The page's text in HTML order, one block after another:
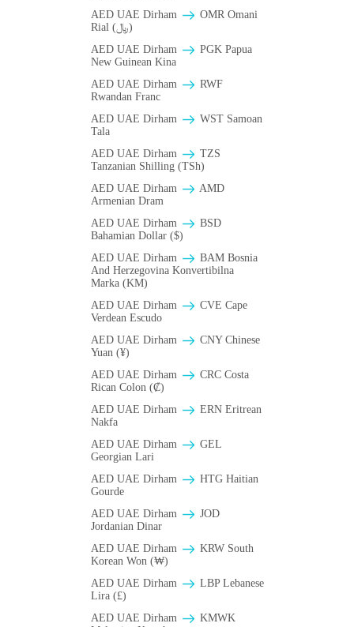
AED UAE Dirham
OMR Omani
Rial (﷼)
AED UAE Dirham
PGK Papua
New Guinean Kina
AED UAE Dirham
RWF
Rwandan Franc
AED UAE Dirham
WST Samoan
Tala
AED UAE Dirham
TZS
Tanzanian Shilling (TSh)
AED UAE Dirham
AMD
Armenian Dram
AED UAE Dirham
BSD
Bahamian Dollar ($)
AED UAE Dirham
BAM Bosnia
And Herzegovina Konvertibilna
Marka (KM)
AED UAE Dirham
CVE Cape
Verdean Escudo
AED UAE Dirham
CNY Chinese
Yuan (¥)
AED UAE Dirham
CRC Costa
Rican Colon (₡)
AED UAE Dirham
ERN Eritrean
Nakfa
AED UAE Dirham
GEL
Georgian Lari
AED UAE Dirham
HTG Haitian
Gourde
AED UAE Dirham
JOD
Jordanian Dinar
AED UAE Dirham
KRW South
Korean Won (₩)
AED UAE Dirham
LBP Lebanese
Lira (£)
AED UAE Dirham
ΚMWK